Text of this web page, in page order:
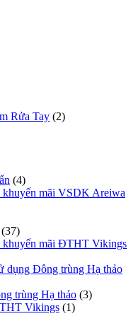
Rửa Tay (2)
(4)
khuyến mãi VSDK Areiwa
(37)
khuyến mãi ĐTHT Vikings
dụng Đông trùng Hạ thảo
trùng Hạ thảo (3)
Vikings (1)